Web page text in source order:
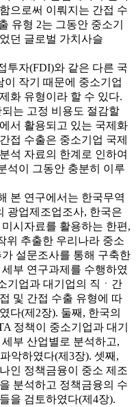
으로써 이뤄지는 간접 수
유형 2는 그동안 중소기
던 글로벌 가치사슬
투자(FDI)와 같은 다른 국
작기 때문에 중소기업
화 유형이라 할 수 있다.
는 고정 비용도 절감할
서 활용되고 있는 국제화
접 수출은 중소기업 국제
석 자료의 한계로 인하여
석이 그동안 충분히 이루
본 연구에서는 한국무역
광업제조업조사, 한국은
시자료를 활용하는 한편,
위 추출한 우리나라 중소
설문조사를 통해 구축한
부 연구과제를 수행하였
기업과 대기업의 직ㆍ간
및 간접 수출 유형에 따
다(제2장). 둘째, 한국의
정책이 중소기업과 대기
부 산업별로 분석하고,
악하였다(제3장). 셋째,
인 정책금융이 중소 제조
분석하고 정책금융의 수
을 검토하였다(제4장).